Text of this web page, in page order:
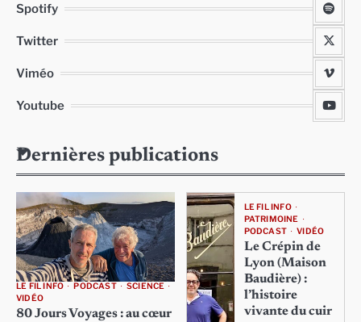
Spotify
Twitter
Viméo
Youtube
Dernières publications
LE FIL INFO PODCAST
SCIENCE
VIDÉO
80 Jours Voyages : au cœur
LE FIL INFO
PATRIMOINE
PODCAST
VIDÉO
Le Crépin de
Lyon (Maison
Baudière) :
l’histoire
vivante du cuir